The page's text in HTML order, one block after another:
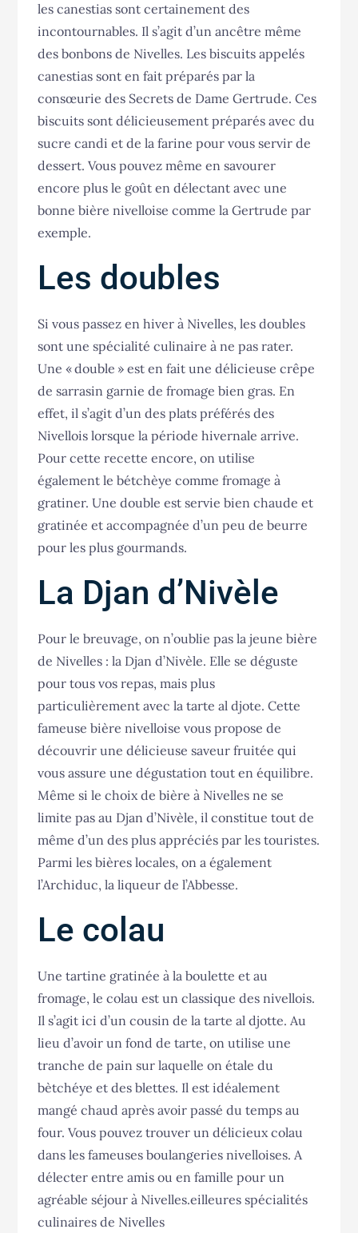
les canestias sont certainement des
incontournables. Il s’agit d’un ancêtre même
des bonbons de Nivelles. Les biscuits appelés
canestias sont en fait préparés par la
consœurie des Secrets de Dame Gertrude. Ces
biscuits sont délicieusement préparés avec du
sucre candi et de la farine pour vous servir de
dessert. Vous pouvez même en savourer
encore plus le goût en délectant avec une
bonne bière nivelloise comme la Gertrude par
exemple.
Les doubles
Si vous passez en hiver à Nivelles, les doubles
sont une spécialité culinaire à ne pas rater.
Une « double » est en fait une délicieuse crêpe
de sarrasin garnie de fromage bien gras. En
effet, il s’agit d’un des plats préférés des
Nivellois lorsque la période hivernale arrive.
Pour cette recette encore, on utilise
également le bétchèye comme fromage à
gratiner. Une double est servie bien chaude et
gratinée et accompagnée d’un peu de beurre
pour les plus gourmands.
La Djan d’Nivèle
Pour le breuvage, on n’oublie pas la jeune bière
de Nivelles : la Djan d’Nivèle. Elle se déguste
pour tous vos repas, mais plus
particulièrement avec la tarte al djote. Cette
fameuse bière nivelloise vous propose de
découvrir une délicieuse saveur fruitée qui
vous assure une dégustation tout en équilibre.
Même si le choix de bière à Nivelles ne se
limite pas au Djan d’Nivèle, il constitue tout de
même d’un des plus appréciés par les touristes.
Parmi les bières locales, on a également
l’Archiduc, la liqueur de l’Abbesse.
Le colau
Une tartine gratinée à la boulette et au
fromage, le colau est un classique des nivellois.
Il s’agit ici d’un cousin de la tarte al djotte. Au
lieu d’avoir un fond de tarte, on utilise une
tranche de pain sur laquelle on étale du
bètchéye et des blettes. Il est idéalement
mangé chaud après avoir passé du temps au
four. Vous pouvez trouver un délicieux colau
dans les fameuses boulangeries nivelloises. A
délecter entre amis ou en famille pour un
agréable séjour à Nivelles.eilleures spécialités
culinaires de Nivelles